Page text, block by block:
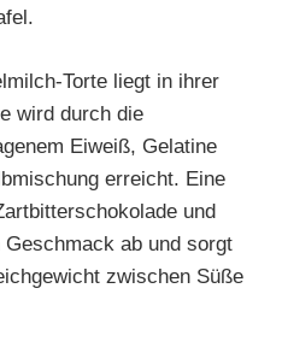
Torte liegt in ihrer
wird durch die
Eiweiß, Gelatine
erreicht. Eine
und
ab und sorgt
zwischen Süße